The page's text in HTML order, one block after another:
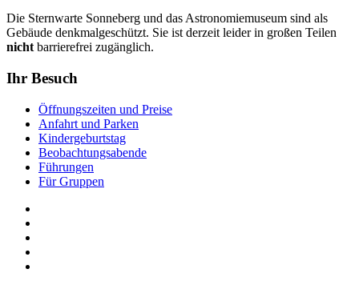
Die Sternwarte Sonneberg und das Astronomiemuseum sind als
Gebäude denkmalgeschützt. Sie ist derzeit leider in großen Teilen
nicht barrierefrei zugänglich.
Ihr Besuch
Öffnungszeiten und Preise
Anfahrt und Parken
Kindergeburtstag
Beobachtungsabende
Führungen
Für Gruppen